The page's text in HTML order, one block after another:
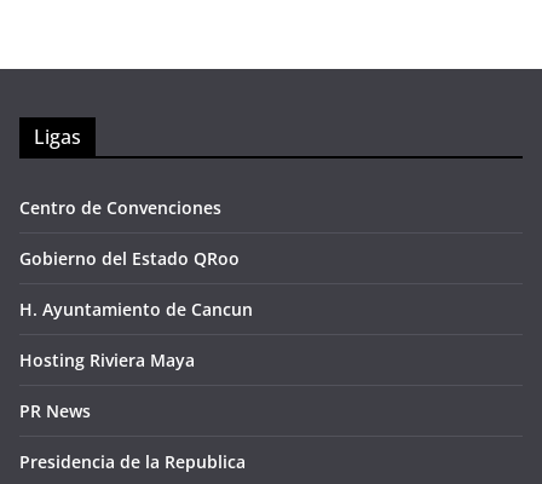
Ligas
Centro de Convenciones
Gobierno del Estado QRoo
H. Ayuntamiento de Cancun
Hosting Riviera Maya
PR News
Presidencia de la Republica